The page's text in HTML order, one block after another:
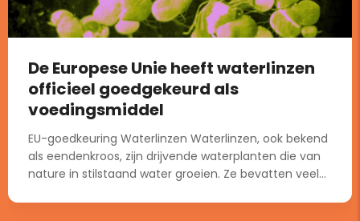
De Europese Unie heeft waterlinzen
officieel goedgekeurd als
voedingsmiddel
EU-goedkeuring Waterlinzen Waterlinzen, ook bekend
als eendenkroos, zijn drijvende waterplanten die van
nature in stilstaand water groeien. Ze bevatten veel...